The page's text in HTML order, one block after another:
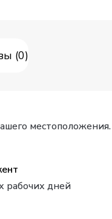
(0)
местоположения.
рабочих дней